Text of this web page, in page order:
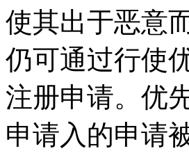
使其出于恶意
仍可通过行使
注册申请。优
申请入的申请